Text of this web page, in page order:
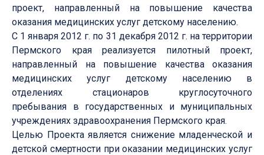
проект, направленный на повышение качества
оказания медицинских услуг детскому населению.
С 1 января 2012 г. по 31 декабря 2012 г. на территории
Пермского края реализуется пилотный проект,
направленный на повышение качества оказания
медицинских услуг детскому населению в
отделениях стационаров круглосуточного
пребывания в государственных и муниципальных
учреждениях здравоохранения Пермского края.
Целью Проекта является снижение младенческой и
детской смертности при оказании медицинских услуг